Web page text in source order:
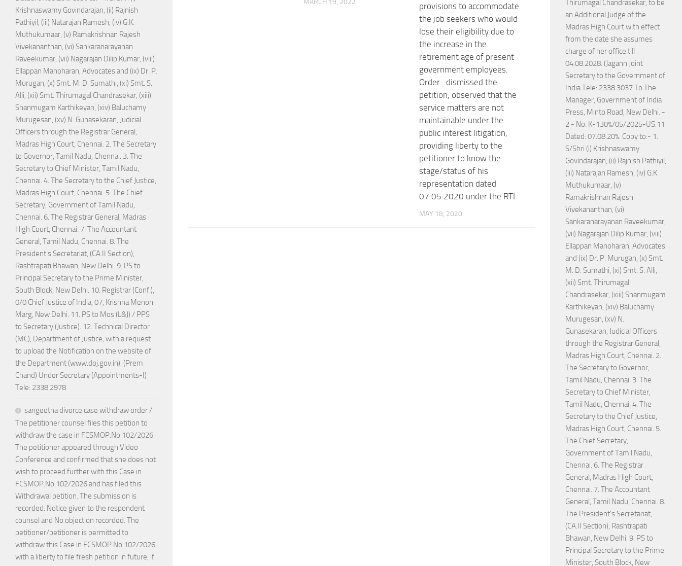
provisions to accommodate
the job seekers who would
lose their eligibility due to
the increase in the
retirement age of present
government employees.
Order.. dismissed the
petition, observed that the
service matters are not
maintainable under the
public interest litigation,
providing liberty to the
petitioner to know the
stage/status of his
representation dated
07.05.2020 under the RTI.
MAY 18, 2020
Krishnaswamy Govindarajan, (ii) Rajnish
Pathiyil, (iii) Natarajan Ramesh, (iv) G.K.
Muthukumaar, (v) Ramakrishnan Rajesh
Vivekananthan, (vi) Sankaranarayanan
Raveekumar, (vii) Nagarajan Dilip Kumar, (viii)
Ellappan Manoharan, Advocates and (ix) Dr. P.
Murugan, (x) Smt. M. D. Sumathi, (xi) Smt. S.
Alli, (xii) Smt. Thirumagal Chandrasekar, (xiii)
Shanmugam Karthikeyan, (xiv) Baluchamy
Murugesan, (xv) N. Gunasekaran, Judicial
Officers through the Registrar General,
Madras High Court, Chennai. 2. The Secretary
to Governor, Tamil Nadu, Chennai. 3. The
Secretary to Chief Minister, Tamil Nadu,
Chennai. 4. The Secretary to the Chief Justice,
Madras High Court, Chennai. 5. The Chief
Secretary, Government of Tamil Nadu,
Chennai. 6. The Registrar General, Madras
High Court, Chennai. 7. The Accountant
General, Tamil Nadu, Chennai. 8. The
President's Secretariat, (CA.II Section),
Rashtrapati Bhawan, New Delhi. 9. PS to
Principal Secretary to the Prime Minister,
South Block, New Delhi. 10. Registrar (Conf.),
0/0 Chief Justice of India, 07, Krishna Menon
Marg, New Delhi. 11. PS to Mos (L&J) / PPS
to Secretary (Justice). 12. Technical Director
(MC), Department of Justice, with a request
to upload the Notification on the website of
the Department (www.doj.gov.in). (Prem
Chand) Under Secretary (Appointments-I)
Tele: 2338 2978
sangeetha divorce case withdraw order /
The petitioner counsel files this petition to
withdraw the case in FCSMOP.No.102/2026.
The petitioner appeared through Video
Conference and confirmed that she does not
wish to proceed further with this Case in
FCSMOP.No.102/2026 and has filed this
Withdrawal petition. The submission is
recorded. Notice given to the respondent
counsel and No objection recorded. The
petitioner/petitioner is permitted to
withdraw this Case in FCSMOP.No.102/2026
with a liberty to file fresh petition in future, if
Thirumagal Chandrasekar, to be
an Additional Judge of the
Madras High Court with effect
from the date she assumes
charge of her office till
04.08.2028. (Jagann Joint
Secretary to the Government of
India Tele: 2338 3037 To The
Manager, Government of India
Press, Minto Road, New Delhi. -
2 - No. K-130%/05/2025-US.11
Dated: 07.08.20%. Copy to:- 1.
S/Shri (i) Krishnaswamy
Govindarajan, (ii) Rajnish Pathiyil,
(iii) Natarajan Ramesh, (iv) G.K.
Muthukumaar, (v)
Ramakrishnan Rajesh
Vivekananthan, (vi)
Sankaranarayanan Raveekumar,
(vii) Nagarajan Dilip Kumar, (viii)
Ellappan Manoharan, Advocates
and (ix) Dr. P. Murugan, (x) Smt.
M. D. Sumathi, (xi) Smt. S. Alli,
(xii) Smt. Thirumagal
Chandrasekar, (xiii) Shanmugam
Karthikeyan, (xiv) Baluchamy
Murugesan, (xv) N.
Gunasekaran, Judicial Officers
through the Registrar General,
Madras High Court, Chennai. 2.
The Secretary to Governor,
Tamil Nadu, Chennai. 3. The
Secretary to Chief Minister,
Tamil Nadu, Chennai. 4. The
Secretary to the Chief Justice,
Madras High Court, Chennai. 5.
The Chief Secretary,
Government of Tamil Nadu,
Chennai. 6. The Registrar
General, Madras High Court,
Chennai. 7. The Accountant
General, Tamil Nadu, Chennai. 8.
The President's Secretariat,
(CA.II Section), Rashtrapati
Bhawan, New Delhi. 9. PS to
Principal Secretary to the Prime
Minister, South Block, New